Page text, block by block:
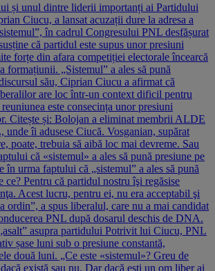
și unul dintre liderii importanți ai Partidului
Ciucu, a lansat acuzații dure la adresa a
în cadrul Congresului PNL desfășurat
că partidul este supus unor presiuni
forțe din afara competiției electorale încearcă
formațiunii. „Sistemul” a ales să pună
său, Ciprian Ciucu a afirmat că
are loc într-un context dificil pentru
este consecința unor presiuni
Citește și: Bolojan a eliminat membrii ALDE
unde îi adusese Ciucă. Vosganian, supărat
poate, trebuia să aibă loc mai devreme. Sau
că «sistemul» a ales să pună presiune pe
urma faptului că „sistemul” a ales să pună
Pentru că partidul nostru îşi regăsise
Acest lucru, pentru ei, nu era acceptabil şi
ordin”, a spus liberalul, care nu a mai candidat
PNL după dosarul deschis de DNA.
asupra partidului Potrivit lui Ciucu, PNL
șase luni sub o presiune constantă,
două luni. „Ce este «sistemul»? Greu de
există sau nu. Dar dacă eşti un om liber ai